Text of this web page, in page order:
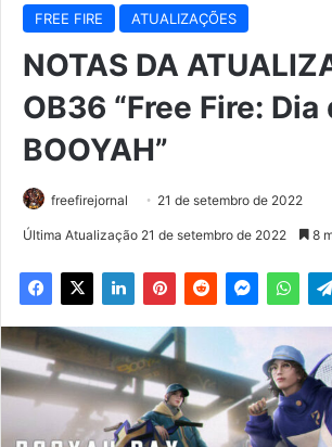
FREE FIRE ATUALIZAÇÕES
NOTAS DA
OB36 “Free Fire: Dia
BOOYAH”
freefirejornal 21 de setembro de 2022
Última Atualização 21 de setembro de 2022 8